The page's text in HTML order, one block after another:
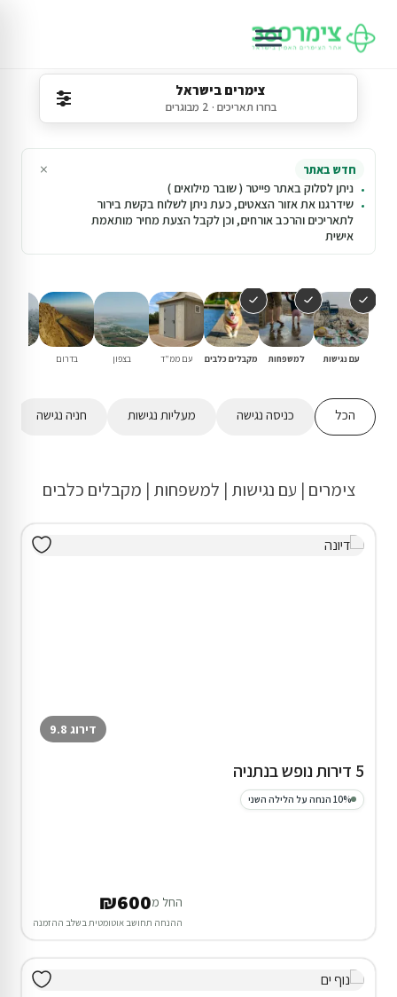
צימרים בישראל
בחרו תאריכים · 2 מבוגרים
חדש באתר
ניתן לסלוק באתר פייטר ( שובר מילואים )
שידרגנו את אזור הצאטים, כעת ניתן לשלוח בקשת בירור
לתאריכים והרכב אורחים, וכן לקבל הצעת מחיר מותאמת
אישית
×
עם נגישות למשפחות מקבלים כלבים עם ממ"ד בצפון בדרום
הכל כניסה נגישה מעליות נגישות חניה נגישה
צימרים | עם נגישות | למשפחות | מקבלים כלבים
דירוג 9.8
5 דירות נופש בנתניה
10% הנחה על הלילה השני
החל מ₪600
ההנחה תחושב אוטומטית בשלב ההזמנה